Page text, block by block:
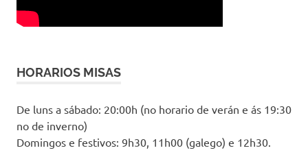
HORARIOS MISAS
De luns a sábado: 20:00h (no horario de verán e ás 19:30
no de inverno)
Domingos e festivos: 9h30, 11h00 (galego) e 12h30.